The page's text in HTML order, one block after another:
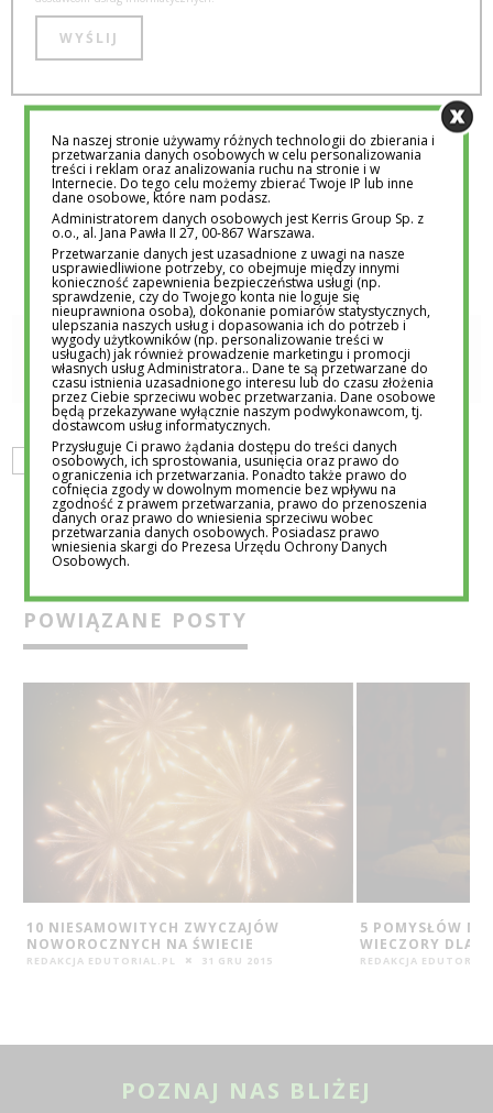
Strona 1 z 6
1 2 3 4 5 ... » OSTATNIA »
REDAKCJA EDUTORIAL.PL
GALERIA. ZDJĘCIA KULTURA MILLENIALSI
POWIĄZANE POSTY
10 NIESAMOWITYCH ZWYCZAJÓW
NOWOROCZNYCH NA ŚWIECIE
REDAKCJA EDUTORIAL.PL 31 GRU 2015
5 POMYSŁÓW NA
WIECZORY DLA
REDAKCJA
POZNAJ NAS BLIŻEJ
Na naszej stronie używamy różnych technologii do zbierania i
przetwarzania danych osobowych w celu personalizowania
treści i reklam oraz analizowania ruchu na stronie i w
Internecie. Do tego celu możemy zbierać Twoje IP lub inne
dane osobowe, które nam podasz.
Administratorem danych osobowych jest Kerris Group Sp. z
o.o., al. Jana Pawła II 27, 00-867 Warszawa.
Przetwarzanie danych jest uzasadnione z uwagi na nasze
usprawiedliwione potrzeby, co obejmuje między innymi
konieczność zapewnienia bezpieczeństwa usługi (np.
sprawdzenie, czy do Twojego konta nie loguje się
nieuprawniona osoba), dokonanie pomiarów statystycznych,
ulepszania naszych usług i dopasowania ich do potrzeb i
wygody użytkowników (np. personalizowanie treści w
usługach) jak również prowadzenie marketingu i promocji
własnych usług Administratora.. Dane te są przetwarzane do
czasu istnienia uzasadnionego interesu lub do czasu złożenia
przez Ciebie sprzeciwu wobec przetwarzania. Dane osobowe
będą przekazywane wyłącznie naszym podwykonawcom, tj.
dostawcom usług informatycznych.
Przysługuje Ci prawo żądania dostępu do treści danych
osobowych, ich sprostowania, usunięcia oraz prawo do
ograniczenia ich przetwarzania. Ponadto także prawo do
cofnięcia zgody w dowolnym momencie bez wpływu na
zgodność z prawem przetwarzania, prawo do przenoszenia
danych oraz prawo do wniesienia sprzeciwu wobec
przetwarzania danych osobowych. Posiadasz prawo
wniesienia skargi do Prezesa Urzędu Ochrony Danych
Osobowych.